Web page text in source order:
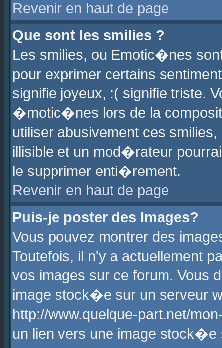
Revenir en haut de page
Que sont les smilies ?
Les smilies, ou Emotic�nes
pour exprimer certains
signifie joyeux, :( signifie triste.
�motic�nes lors de la
utiliser abusivement ces
illisible et un mod�rateur
le supprimer enti�rement.
Revenir en haut de page
Puis-je poster des Images?
Vous pouvez montrer des
Toutefois, il n'y a actuellement
vos images sur ce forum. Vous
image stock�e sur un serveur
http://www.quelque-part.net/
un lien vers une image